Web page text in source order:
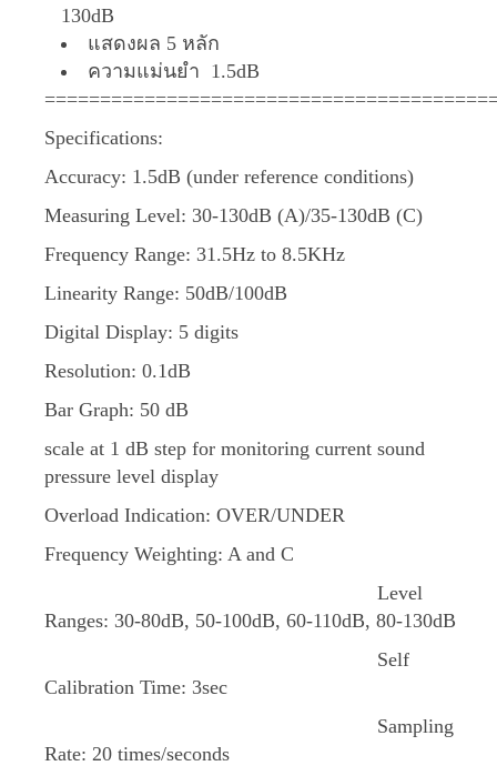
130dB
แสดงผล 5 หลัก
ความแม่นยำ 1.5dB
Specifications:
Accuracy: 1.5dB (under reference conditions)
Measuring Level: 30-130dB (A)/35-130dB (C)
Frequency Range: 31.5Hz to 8.5KHz
Linearity Range: 50dB/100dB
Digital Display: 5 digits
Resolution: 0.1dB
Bar Graph: 50 dB
scale at 1 dB step for monitoring current sound
pressure level display
Overload Indication: OVER/UNDER
Frequency Weighting: A and C
Level
Ranges: 30-80dB, 50-100dB, 60-110dB, 80-130dB
Self
Calibration Time: 3sec
Sampling
Rate: 20 times/seconds